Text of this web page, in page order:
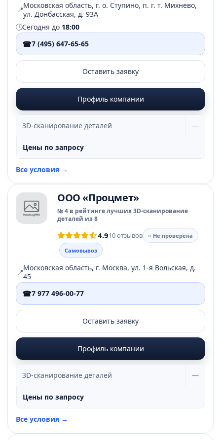
📍Московская область, г. о. Ступино, п. г. т. Михнево,
ул. Донбасская, д. 93А
🕒Сегодня до 18:00
☎7 (495) 647-65-65
Оставить заявку
Профиль компании
3D-сканирование деталей —
Цены по запросу
Все условия →
ООО «Процмет»
№ 4 в рейтинге лучших 3D-сканирование
деталей из 8
4.910 отзывов
○ Не проверена
Самовывоз
📍Московская область, г. Москва, ул. 1-я Вольская, д.
45
☎7 977 496-00-77
Оставить заявку
Профиль компании
3D-сканирование деталей —
Цены по запросу
Все условия →